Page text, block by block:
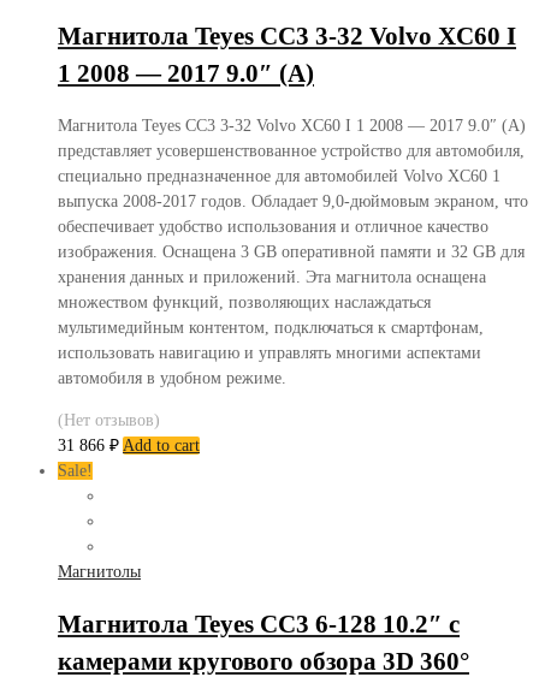
Магнитола Teyes CC3 3-32 Volvo XC60 I
1 2008 — 2017 9.0″ (A)
Магнитола Teyes CC3 3-32 Volvo XC60 I 1 2008 — 2017 9.0″ (A)
представляет усовершенствованное устройство для автомобиля,
специально предназначенное для автомобилей Volvo XC60 1
выпуска 2008-2017 годов. Обладает 9,0-дюймовым экраном, что
обеспечивает удобство использования и отличное качество
изображения. Оснащена 3 GB оперативной памяти и 32 GB для
хранения данных и приложений. Эта магнитола оснащена
множеством функций, позволяющих наслаждаться
мультимедийным контентом, подключаться к смартфонам,
использовать навигацию и управлять многими аспектами
автомобиля в удобном режиме.
(Нет отзывов)
31 866 ₽ Add to cart
Sale!
Магнитолы
Магнитола Teyes CC3 6-128 10.2″ с
камерами кругового обзора 3D 360°